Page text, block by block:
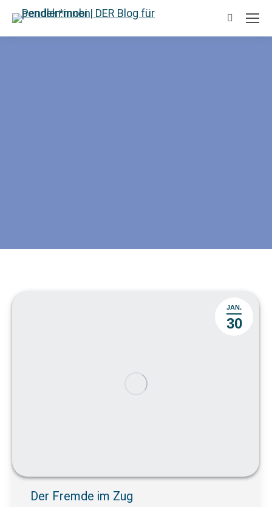
Suchen:
JAN.
30
Der Fremde im Zug